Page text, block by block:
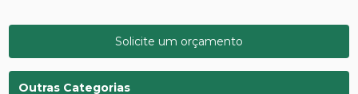
Solicite um orçamento
Outras Categorias